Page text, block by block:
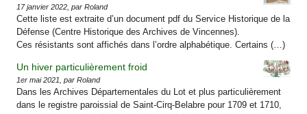
17 janvier 2022, par Roland
Cette liste est extraite d’un document pdf du Service Historique de la
Défense (Centre Historique des Archives de Vincennes).
Ces résistants sont affichés dans l’ordre alphabétique. Certains (…)
Un hiver particulièrement froid
1er mai 2021, par Roland
Dans les Archives Départementales du Lot et plus particulièrement
dans le registre paroissial de Saint-Cirq-Belabre pour 1709 et 1710,